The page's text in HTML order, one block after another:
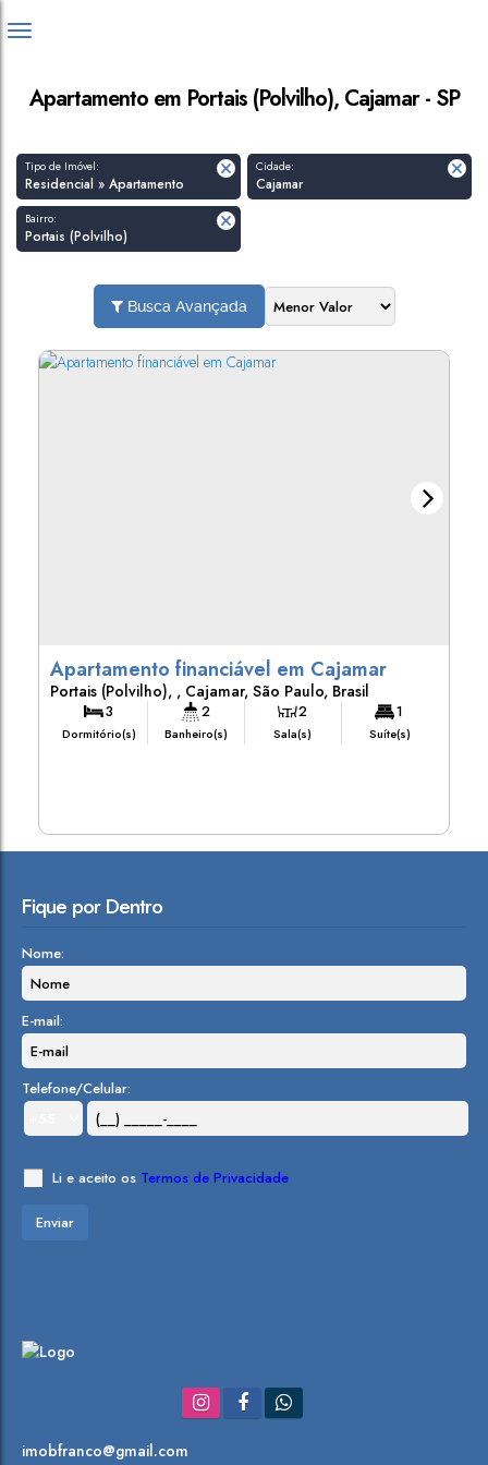
Apartamento em Portais (Polvilho), Cajamar - SP
Tipo de Imóvel:
Residencial » Apartamento
Cidade:
Cajamar
Bairro:
Portais (Polvilho)
Busca Avançada
Apartamento financiável em Cajamar
Portais (Polvilho) , Cajamar, São Paulo, Brasil
3
Dormitório(s)
2
Banheiro(s)
2
Sala(s)
1
Suíte(s)
Fique por Dentro
Nome:
E-mail:
Telefone/Celular:
Li e aceito os Termos de Privacidade
imobfranco@gmail.com